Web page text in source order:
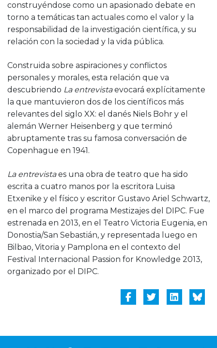
construyéndose como un apasionado debate en
torno a temáticas tan actuales como el valor y la
responsabilidad de la investigación científica, y su
relación con la sociedad y la vida pública.
Construida sobre aspiraciones y conflictos
personales y morales, esta relación que va
descubriendo La entrevistaevocará explícitamente
la que mantuvieron dos de los científicos más
relevantes del siglo XX: el danés Niels Bohr y el
alemán Werner Heisenberg y que terminó
abruptamente tras su famosa conversación de
Copenhague en 1941.
La entrevistaes una obra de teatro que ha sido
escrita a cuatro manos por la escritora Luisa
Etxenike y el físico y escritor Gustavo Ariel Schwartz,
en el marco del programa Mestizajes del DIPC. Fue
estrenada en 2013, en el Teatro Victoria Eugenia, en
Donostia/San Sebastián, y representada luego en
Bilbao, Vitoria y Pamplona en el contexto del
Festival Internacional Passion for Knowledge 2013,
organizado por el DIPC.